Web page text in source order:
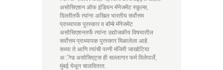
असोसिएशन ऑफ इंडियन मॅनेजमेंट स्कूल्स,
दिल्लीतर्फे त्यांना अखिल भारतीय सर्वोत्तम
प्राध्यापक पुरस्कार व बॉम्बे मॅनेजमेंट
असोसिएशनतर्फे त्यांना उद्योजकीय विषयातील
सर्वोत्तम प्राध्यापक पुरस्कार मिळालेला आहे.
सध्या ते आणि त्यांची पत्नी मंजिरी जाखोटिया
अॅण्ड असोसिएट्स ही सल्लागार फर्म विलेपार्ले,
मुंबई येथून चालवितात.